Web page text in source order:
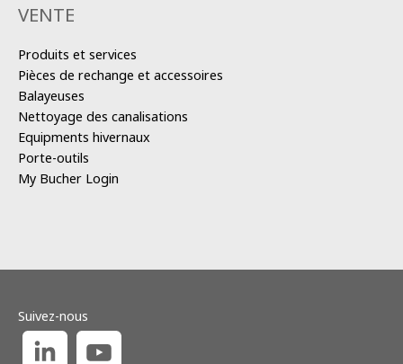
VENTE
Produits et services
Pièces de rechange et accessoires
Balayeuses
Nettoyage des canalisations
Equipments hivernaux
Porte-outils
My Bucher Login
Suivez-nous